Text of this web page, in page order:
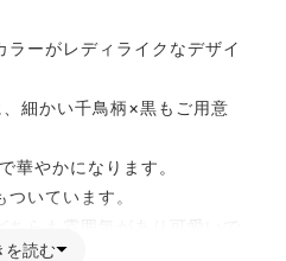
ーがレディライクなデザイ
細かい千鳥柄×黒もご用意
華やかになります。
いています。
を読む